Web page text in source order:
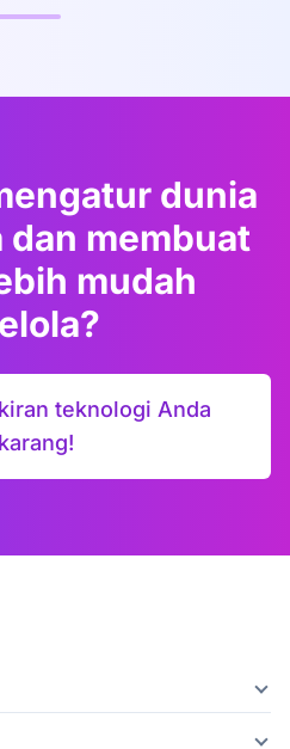
dunia
membuat
mudah
teknologi Anda